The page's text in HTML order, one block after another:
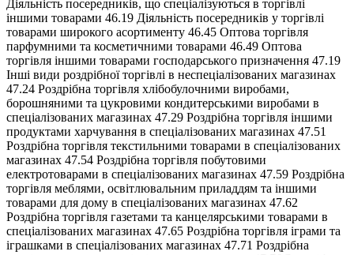
Діяльність посередників, що спеціалізуються в торгівлі
іншими товарами 46.19 Діяльність посередників у торгівлі
товарами широкого асортименту 46.45 Оптова торгівля
парфумними та косметичними товарами 46.49 Оптова
торгівля іншими товарами господарського призначення 47.19
Інші види роздрібної торгівлі в неспеціалізованих магазинах
47.24 Роздрібна торгівля хлібобулочними виробами,
борошняними та цукровими кондитерськими виробами в
спеціалізованих магазинах 47.29 Роздрібна торгівля іншими
продуктами харчування в спеціалізованих магазинах 47.51
Роздрібна торгівля текстильними товарами в спеціалізованих
магазинах 47.54 Роздрібна торгівля побутовими
електротоварами в спеціалізованих магазинах 47.59 Роздрібна
торгівля меблями, освітлювальним приладдям та іншими
товарами для дому в спеціалізованих магазинах 47.62
Роздрібна торгівля газетами та канцелярськими товарами в
спеціалізованих магазинах 47.65 Роздрібна торгівля іграми та
іграшками в спеціалізованих магазинах 47.71 Роздрібна